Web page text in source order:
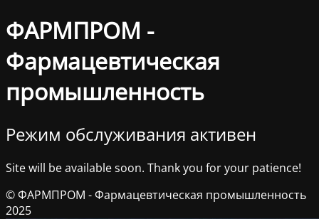
ФАРМПРОМ -
Фармацевтическая
промышленность
Режим обслуживания активен
Site will be available soon. Thank you for your patience!
© ФАРМПРОМ - Фармацевтическая промышленность
2025